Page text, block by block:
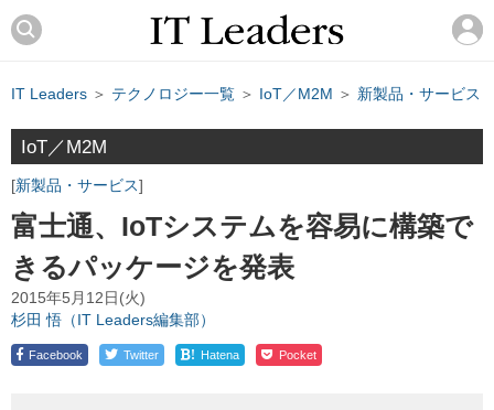
IT Leaders ＞ テクノロジー一覧 ＞ IoT／M2M ＞ 新製品・サービス
IoT／M2M
新製品・サービス
富士通、IoTシステムを容易に構築で
きるパッケージを発表
2015年5月12日(火)
杉田 悟（IT Leaders編集部）
Facebook Twitter ! Hatena Pocket